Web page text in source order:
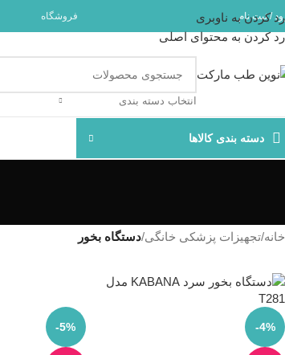
رد کردن به ناوبری
رد کردن به محتوای اصلی
/ ثبت نام فروشگاه
انتخاب دسته بندی
دسته بندی کالاها
خانه/تجهیزات پزشکی خانگی/دستگاه بخور
-4%
-5%